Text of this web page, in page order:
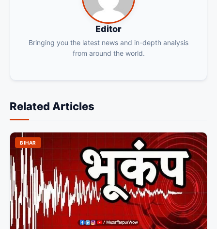
Editor
Bringing you the latest news and in-depth analysis
from around the world.
Related Articles
BIHAR